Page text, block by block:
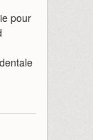
pour